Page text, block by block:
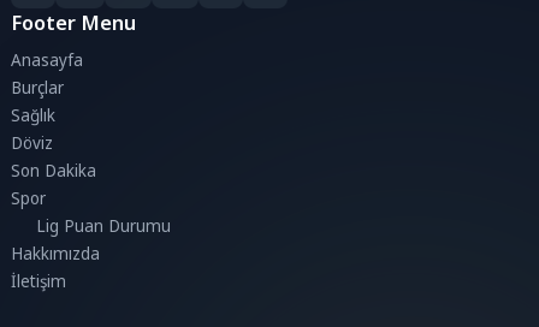
Footer Menu
Anasayfa
Burçlar
Sağlık
Döviz
Son Dakika
Spor
Lig Puan Durumu
Hakkımızda
İletişim